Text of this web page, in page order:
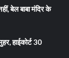
बेल बाबा मंदिर के
हाईकोर्ट 30